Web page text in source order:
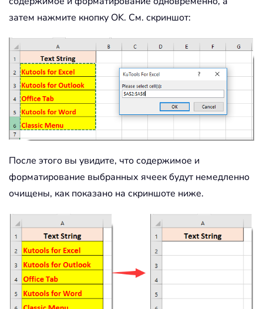
затем нажмите кнопку OK. См. скриншот:
После этого вы увидите, что содержимое и
форматирование выбранных ячеек будут немедленно
очищены, как показано на скриншоте ниже.